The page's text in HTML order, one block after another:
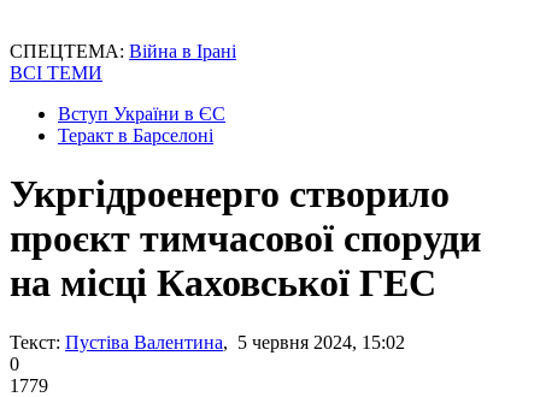
СПЕЦТЕМА: Війна в Ірані
ВСІ ТЕМИ
Вступ України в ЄС
Теракт в Барселоні
Укргідроенерго створило
проєкт тимчасової споруди
на місці Каховської ГЕС
Текст: Пустіва Валентина, 5 червня 2024, 15:02
0
1779